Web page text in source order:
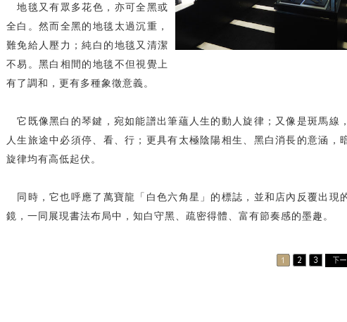
地毯又有眾多花色，亦可全黑或
全白。然而全黑的地毯太過沉重，
難免給人壓力；純白的地毯又清潔
不易。黑白相間的地毯不但視覺上
有了調和，更有多種象徵意義。
它既像黑白的琴鍵，宛如能譜出筆蘊人生的動人旋律；又像是斑馬線
人生旅途中必須停、看、行；更具有太極陰陽相生、黑白消長的意涵，
旋律均有高低起伏。
同時，它也呼應了萬寶龍「白色六角星」的標誌，並和店內反覆出現
鏡，一同展現書法布局中，知白守黑、疏密得體、富有節奏感的墨趣。